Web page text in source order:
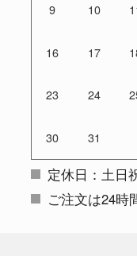
9 10
16 17
23 24
30 31
定休日：土日
ご注文は24時